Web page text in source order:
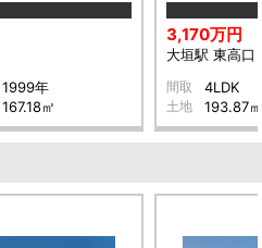
1999年
167.18㎡
3,170万円
大垣駅 東高口
間取 4LDK
土地 193.87㎡